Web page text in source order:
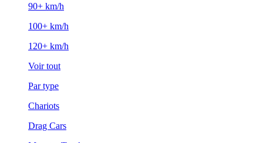
90+ km/h
100+ km/h
120+ km/h
Voir tout
Par type
Chariots
Drag Cars